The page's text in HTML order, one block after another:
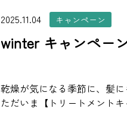
2025.11.04 キャンペーン
winter キャンペー
乾燥が気になる季節に、髪に
ただいま【トリートメント